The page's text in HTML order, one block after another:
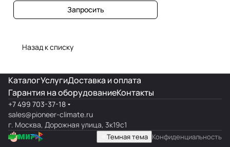
Запросить
Назад к списку
КаталогУслугиДоставка и оплата
Гарантия на оборудованиеКонтакты
+7 499 703-37-18
sales@pioneer-climate.ru
г. Москва, Дорожная улица, 3к19с1
Темная тема Конфиденциальность